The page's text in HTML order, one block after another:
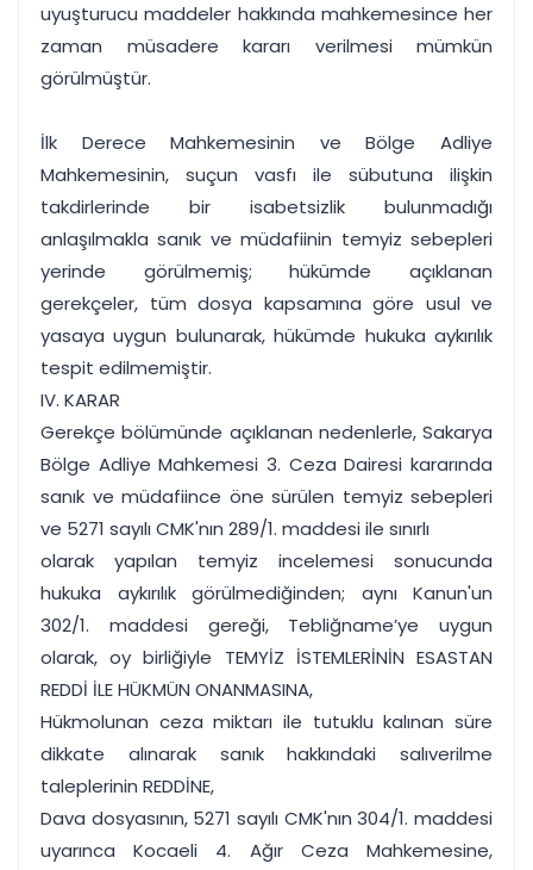
uyuşturucu maddeler hakkında mahkemesince her
zaman müsadere kararı verilmesi mümkün
görülmüştür.
İlk Derece Mahkemesinin ve Bölge Adliye
Mahkemesinin, suçun vasfı ile sübutuna ilişkin
takdirlerinde bir isabetsizlik bulunmadığı
anlaşılmakla sanık ve müdafiinin temyiz sebepleri
yerinde görülmemiş; hükümde açıklanan
gerekçeler, tüm dosya kapsamına göre usul ve
yasaya uygun bulunarak, hükümde hukuka aykırılık
tespit edilmemiştir.
IV. KARAR
Gerekçe bölümünde açıklanan nedenlerle, Sakarya
Bölge Adliye Mahkemesi 3. Ceza Dairesi kararında
sanık ve müdafiince öne sürülen temyiz sebepleri
ve 5271 sayılı CMK'nın 289/1. maddesi ile sınırlı
olarak yapılan temyiz incelemesi sonucunda
hukuka aykırılık görülmediğinden; aynı Kanun'un
302/1. maddesi gereği, Tebliğname’ye uygun
olarak, oy birliğiyle TEMYİZ İSTEMLERİNİN ESASTAN
REDDİ İLE HÜKMÜN ONANMASINA,
Hükmolunan ceza miktarı ile tutuklu kalınan süre
dikkate alınarak sanık hakkındaki salıverilme
taleplerinin REDDİNE,
Dava dosyasının, 5271 sayılı CMK'nın 304/1. maddesi
uyarınca Kocaeli 4. Ağır Ceza Mahkemesine,